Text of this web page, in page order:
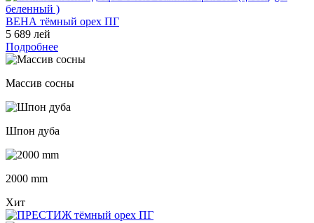
ВЕНА тёмный орех ПГ
5 689 лей
Подробнее
Массив сосны
Шпон дуба
2000 mm
Хит